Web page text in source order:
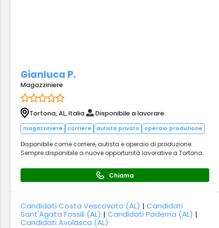
Gianluca P.
Magazziniere
Tortona, AL, Italia Disponibile a lavorare
magazziniere corriere autista privato operaio produzione
Disponibile come corriere, autista e operaio di produzione.
Sempre disponibile a nuove opportunità lavorative a Tortona.
Chiama
Candidati Costa Vescovato (AL) |Candidati
Sant'Agata Fossili (AL) |Candidati Paderna (AL) |
Candidati Avolasca (AL)